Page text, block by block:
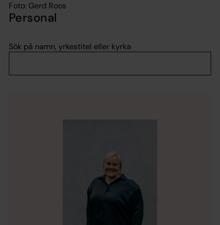
Foto: Gerd Roos
Personal
Sök på namn, yrkestitel eller kyrka